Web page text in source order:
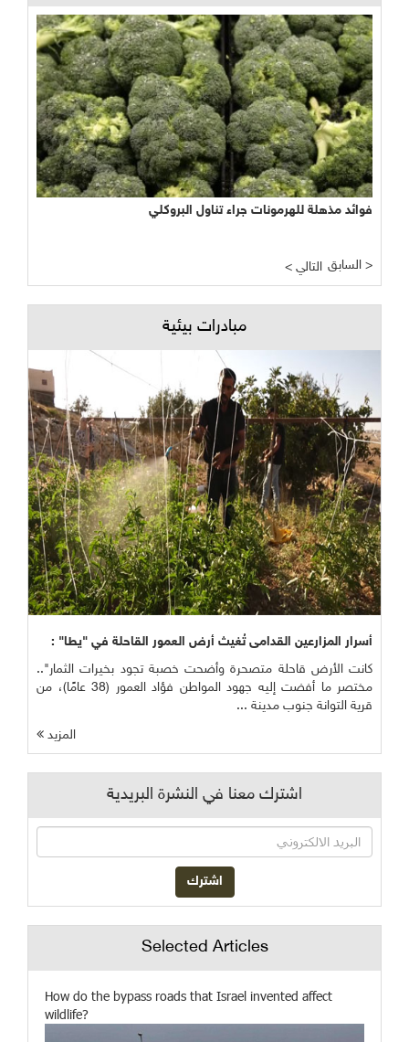
فوائد مذهلة للهرمونات جراء تناول البروكلي
< التالي السابق >
مبادرات بيئية
أسرار المزارعين القدامى تُغيث أرض العمور القاحلة في "يطا" :
كانت الأرض قاحلة متصحرة وأضحت خصبة تجود بخيرات الثمار"..
مختصر ما أفضت إليه جهود المواطن فؤاد العمور (38 عامًا)، من
قرية التوانة جنوب مدينة ...
المزيد
اشترك معنا في النشرة البريدية
Selected Articles
How do the bypass roads that Israel invented affect
wildlife?